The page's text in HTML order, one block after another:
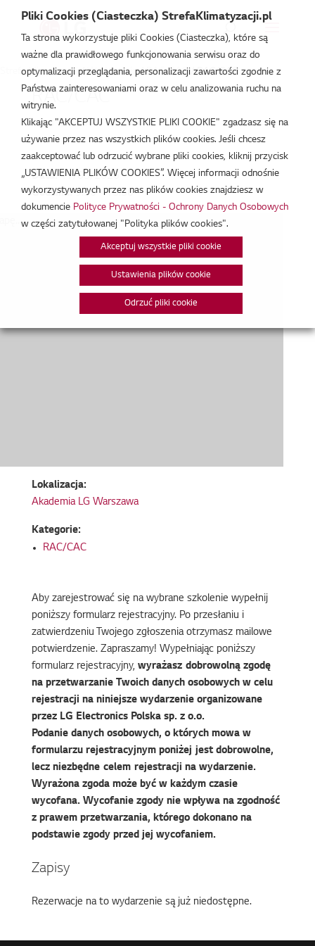
Strefa Klimatyzacji /Wydarzenia/RAC/CAC/RAC/CAC
RAC/CAC
mar 17, 2026
Data:17/03/2026
Godzina:9:30 - 15:30
Lokalizacja:
Akademia LG Warszawa
Kategorie:
RAC/CAC
Aby zarejestrować się na wybrane szkolenie wypełnij
poniższy formularz rejestracyjny. Po przesłaniu i
zatwierdzeniu Twojego zgłoszenia otrzymasz mailowe
potwierdzenie. Zapraszamy! Wypełniając poniższy
formularz rejestracyjny, wyrażasz dobrowolną zgodę
na przetwarzanie Twoich danych osobowych w celu
rejestracji na niniejsze wydarzenie organizowane
przez LG Electronics Polska sp. z o.o.
Podanie danych osobowych, o których mowa w
formularzu rejestracyjnym poniżej jest dobrowolne,
lecz niezbędne celem rejestracji na wydarzenie.
Wyrażona zgoda może być w każdym czasie
wycofana. Wycofanie zgody nie wpływa na zgodność
z prawem przetwarzania, którego dokonano na
podstawie zgody przed jej wycofaniem.
Zapisy
Rezerwacje na to wydarzenie są już niedostępne.
Pliki Cookies (Ciasteczka) StrefaKlimatyzacji.pl
Ta strona wykorzystuje pliki Cookies (Ciasteczka), które są
ważne dla prawidłowego funkcjonowania serwisu oraz do
optymalizacji przeglądania, personalizacji zawartości zgodnie z
Państwa zainteresowaniami oraz w celu analizowania ruchu na
witrynie.
Klikając "AKCEPTUJ WSZYSTKIE PLIKI COOKIE" zgadzasz się na
używanie przez nas wszystkich plików cookies. Jeśli chcesz
zaakceptować lub odrzucić wybrane pliki cookies, kliknij przycisk
„USTAWIENIA PLIKÓW COOKIES”. Więcej informacji odnośnie
wykorzystywanych przez nas plików cookies znajdziesz w
dokumencie Polityce Prywatności - Ochrony Danych Osobowych
w części zatytułowanej "Polityka plików cookies".
Akceptuj wszystkie pliki cookie
Ustawienia plików cookie
Odrzuć pliki cookie